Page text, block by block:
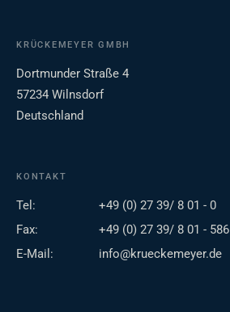
KRÜCKEMEYER GMBH
Dortmunder Straße 4
57234 Wilnsdorf
Deutschland
KONTAKT
Tel:
+49 (0) 27 39/ 8 01 - 0
Fax:
+49 (0) 27 39/ 8 01 - 586
E-Mail:
info@krueckemeyer.de